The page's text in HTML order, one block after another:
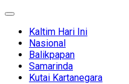
Expand
Kaltim Hari Ini
Nasional
Balikpapan
Samarinda
Kutai Kartanegara